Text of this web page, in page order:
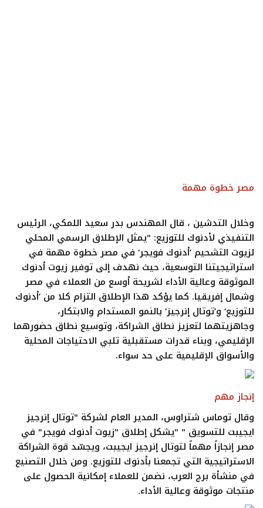
مصر خطوة مهمة
وخلال التدشين ، قال المهندس بدر سعيد اللمكي، الرئيس
التنفيذي لأدنوك للتوزيع: "يمثل الإطلاق الرسمي المحلي
لزيوت التشحيم ’أدنوك فويجر‘ في مصر خطوة مهمة في
استراتيجيتنا التوسعية، حيث نهدف إلى توفير زيوت أدنوك
الموثوقة وعالية الأداء لشريحة أوسع من العملاء في مصر
وشمال إفريقيا. كما يؤكد هذا الإطلاق التزام كلا من ’أدنوك
للتوزيع‘ و’توتال إنرجيز‘ بالنمو المستدام والابتكار،
وجاهزيتهما لتعزيز نطاق الشراكة، وتوسيع نطاق حضورهما
الإقليمي، وبناء قدرات مستقبلية تلبي الاحتياجات المحلية
والأسواق الإقليمية على حد سواء.
إنجاز مهم
وقال توماس شتراوس، المدير العام لشركة "توتال إنرجيز
ايجيبت للتسويق " "يشكل إطلاق "زيوت أدنوك فويجر" في
مصر إنجازاً مهماً لتوتال إنرجيز ايجيبت، ويجسّد قوة الشراكة
الاستراتيجية التي تجمعنا بأدنوك للتوزيع. ومن خلال التصنيع
في منشأة برج العرب، نضمن للعملاء إمكانية الحصول على
منتجات موثوقة وعالية الأداء.